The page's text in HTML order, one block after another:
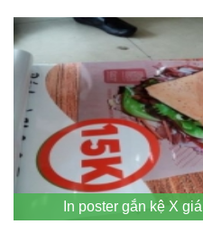
In poster gắn kệ X